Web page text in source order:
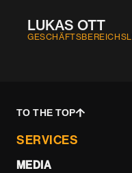
LUKAS OTT
TO THE TOP
SERVICES
MEDIA